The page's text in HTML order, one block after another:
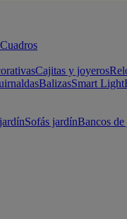
Cuadros
Cajitas y joyeros
BalizasSmart Light
Sofás jardínBancos de